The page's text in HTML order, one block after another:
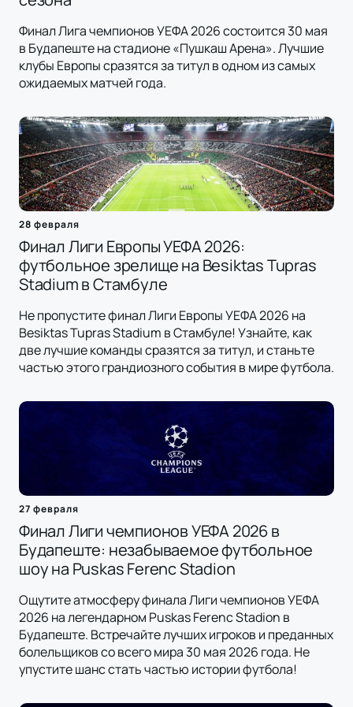
Финал Лига чемпионов УЕФА 2026 состоится 30 мая
в Будапеште на стадионе «Пушкаш Арена». Лучшие
клубы Европы сразятся за титул в одном из самых
ожидаемых матчей года.
28 февраля
Финал Лиги Европы УЕФА 2026:
футбольное зрелище на Besiktas Tupras
Stadium в Стамбуле
Не пропустите финал Лиги Европы УЕФА 2026 на
Besiktas Tupras Stadium в Стамбуле! Узнайте, как
две лучшие команды сразятся за титул, и станьте
частью этого грандиозного события в мире футбола.
27 февраля
Финал Лиги чемпионов УЕФА 2026 в
Будапеште: незабываемое футбольное
шоу на Puskas Ferenc Stadion
Ощутите атмосферу финала Лиги чемпионов УЕФА
2026 на легендарном Puskas Ferenc Stadion в
Будапеште. Встречайте лучших игроков и преданных
болельщиков со всего мира 30 мая 2026 года. Не
упустите шанс стать частью истории футбола!